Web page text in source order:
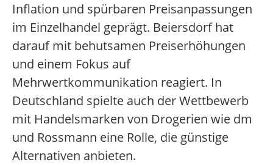
Inflation und spürbaren Preisanpassungen
im Einzelhandel geprägt. Beiersdorf hat
darauf mit behutsamen Preiserhöhungen
und einem Fokus auf
Mehrwertkommunikation reagiert. In
Deutschland spielte auch der Wettbewerb
mit Handelsmarken von Drogerien wie dm
und Rossmann eine Rolle, die günstige
Alternativen anbieten.